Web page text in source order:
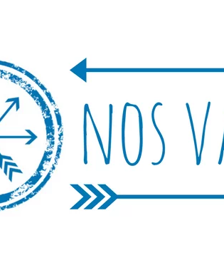
de Rutica
se comparte experiencias, trucos y